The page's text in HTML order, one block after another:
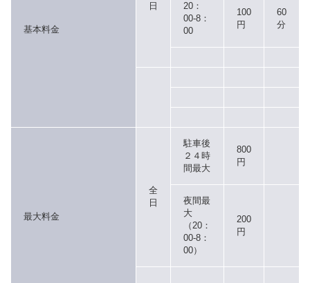
基本料金
日
20：
00-8：
00
100
円
60
分
最大料金
全
日
駐車後
２４時
間最大
800
円
夜間最
大
（20：
00-8：
00）
200
円